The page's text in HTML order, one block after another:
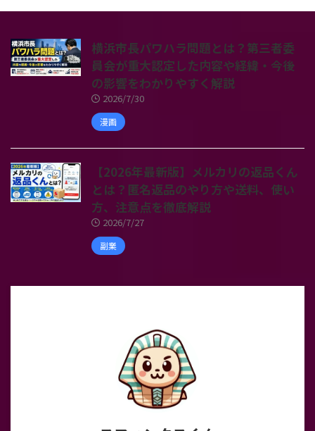
横浜市長パワハラ問題とは？第三者委
員会が重大認定した内容や経緯・今後
の影響をわかりやすく解説
2026/7/30
漫画
【2026年最新版】メルカリの返品くん
とは？匿名返品のやり方や送料、使い
方、注意点を徹底解説
2026/7/27
副業